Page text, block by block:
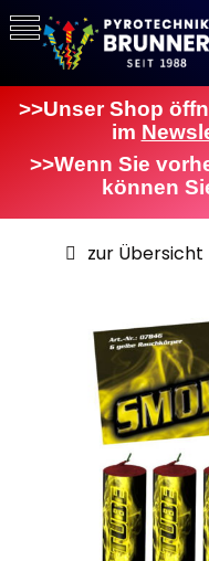
>>Unser Shop
im
>>Wenn Sie
können
zur Übersicht